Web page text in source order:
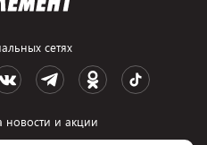
сетях
новости и акции